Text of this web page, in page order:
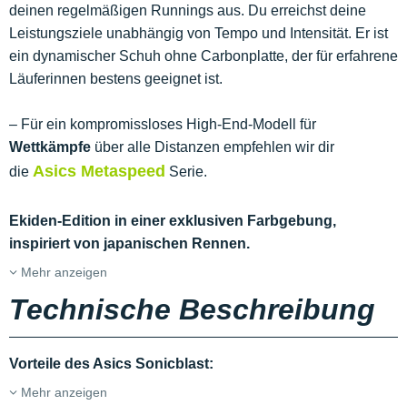
deinen regelmäßigen Runnings aus. Du erreichst deine
Leistungsziele unabhängig von Tempo und Intensität. Er ist
ein dynamischer Schuh ohne Carbonplatte, der für erfahrene
Läuferinnen bestens geeignet ist.
– Für ein kompromissloses High-End-Modell für
Wettkämpfe über alle Distanzen empfehlen wir dir
die Asics Metaspeed Serie.
Ekiden-Edition in einer exklusiven Farbgebung,
inspiriert von japanischen Rennen.
Mehr anzeigen
Technische Beschreibung
Vorteile des Asics Sonicblast:
Mehr anzeigen